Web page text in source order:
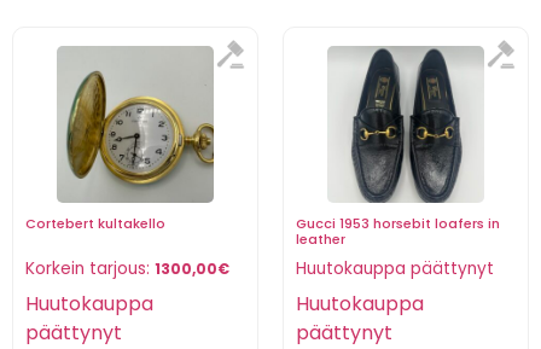
Cortebert kultakello
Korkein tarjous: 1300,00€
Huutokauppa
päättynyt
Gucci 1953 horsebit loafers in
leather
Huutokauppa päättynyt
Huutokauppa
päättynyt